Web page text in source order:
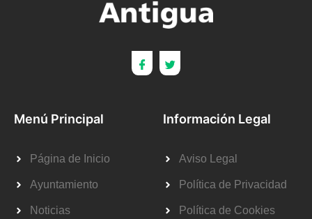
Menú Principal
Página de Inicio
Ayuntamiento
Noticias
Información Legal
Aviso Legal
Política de Privacidad
Política de Cookies